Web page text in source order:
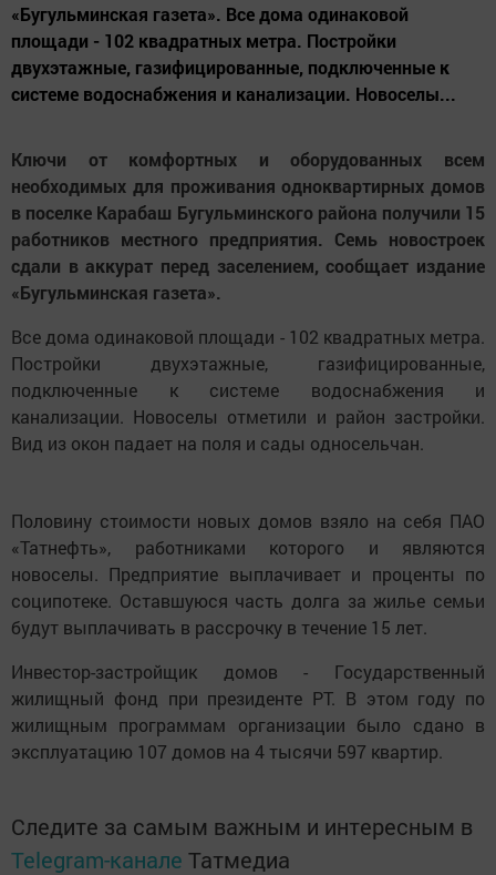
«Бугульминская газета». Все дома одинаковой
площади - 102 квадратных метра. Постройки
двухэтажные, газифицированные, подключенные к
системе водоснабжения и канализации. Новоселы...
Ключи от комфортных и оборудованных всем
необходимых для проживания одноквартирных домов
в поселке Карабаш Бугульминского района получили 15
работников местного предприятия. Семь новостроек
сдали в аккурат перед заселением, сообщает издание
«Бугульминская газета».
Все дома одинаковой площади - 102 квадратных метра.
Постройки двухэтажные, газифицированные,
подключенные к системе водоснабжения и
канализации. Новоселы отметили и район застройки.
Вид из окон падает на поля и сады односельчан.
Половину стоимости новых домов взяло на себя ПАО
«Татнефть», работниками которого и являются
новоселы. Предприятие выплачивает и проценты по
соципотеке. Оставшуюся часть долга за жилье семьи
будут выплачивать в рассрочку в течение 15 лет.
Инвестор-застройщик домов - Государственный
жилищный фонд при президенте РТ. В этом году по
жилищным программам организации было сдано в
эксплуатацию 107 домов на 4 тысячи 597 квартир.
Следите за самым важным и интересным в
Telegram-канале Татмедиа